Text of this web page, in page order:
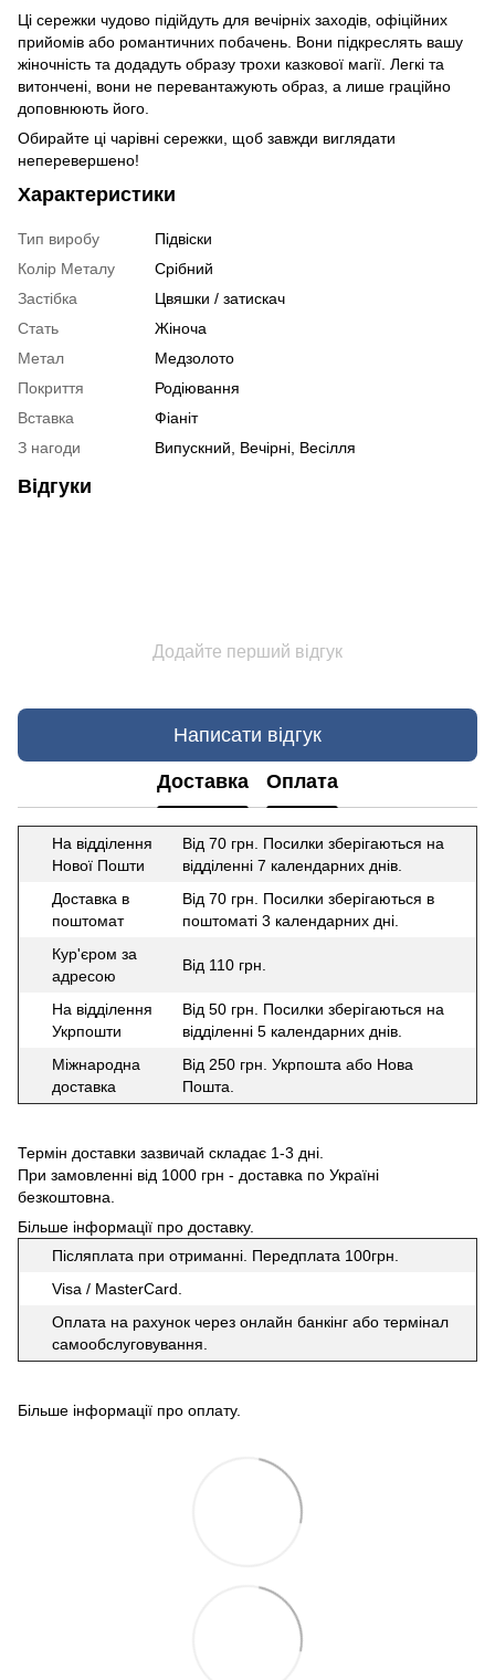
Ці сережки чудово підійдуть для вечірніх заходів, офіційних
прийомів або романтичних побачень. Вони підкреслять вашу
жіночність та додадуть образу трохи казкової магії. Легкі та
витончені, вони не перевантажують образ, а лише граційно
доповнюють його.
Обирайте ці чарівні сережки, щоб завжди виглядати
неперевершено!
Характеристики
Тип виробу
Підвіски
Колір Металу
Срібний
Застібка
Цвяшки / затискач
Стать
Жіноча
Метал
Медзолото
Покриття
Родіювання
Вставка
Фіаніт
З нагоди
Випускний, Вечірні, Весілля
Відгуки
Додайте перший відгук
Написати відгук
Доставка Оплата
На відділення
Нової Пошти
Від 70 грн. Посилки зберігаються на
відділенні 7 календарних днів.
Доставка в
поштомат
Від 70 грн. Посилки зберігаються в
поштоматі 3 календарних дні.
Кур'єром за
адресою
Від 110 грн.
На відділення
Укрпошти
Від 50 грн. Посилки зберігаються на
відділенні 5 календарних днів.
Міжнародна
доставка
Від 250 грн. Укрпошта або Нова
Пошта.
Термін доставки зазвичай складає 1-3 дні.
При замовленні від 1000 грн - доставка по Україні
безкоштовна.
Більше інформації про доставку.
Післяплата при отриманні. Передплата 100грн.
Visa / MasterCard.
Оплата на рахунок через онлайн банкінг або термінал
самообслуговування.
Більше інформації про оплату.